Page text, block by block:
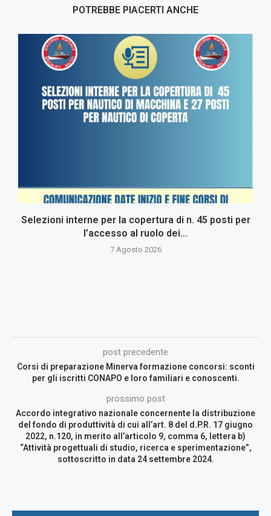
POTREBBE PIACERTI ANCHE
Selezioni interne per la copertura di n. 45 posti per
l’accesso al ruolo dei...
7 Agosto 2026
post precedente
Corsi di preparazione Minerva formazione concorsi: sconti
per gli iscritti CONAPO e loro familiari e conoscenti.
prossimo post
Accordo integrativo nazionale concernente la distribuzione
del fondo di produttività di cui all’art. 8 del d.P.R. 17 giugno
2022, n.120, in merito all’articolo 9, comma 6, lettera b)
“Attività progettuali di studio, ricerca e sperimentazione”,
sottoscritto in data 24 settembre 2024.